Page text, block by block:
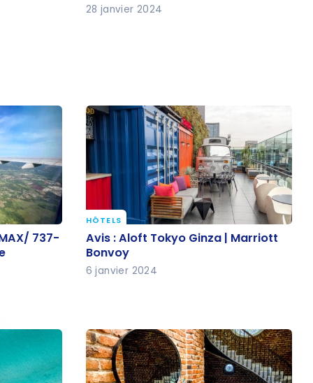
le bandeau des cookies
28 janvier 2024
737-
Avis : Aloft Tokyo Ginza | Marriott
Bonvoy
HÔTELS
Avis : Aloft Tokyo Ginza | Marriott
Bonvoy
6 janvier 2024